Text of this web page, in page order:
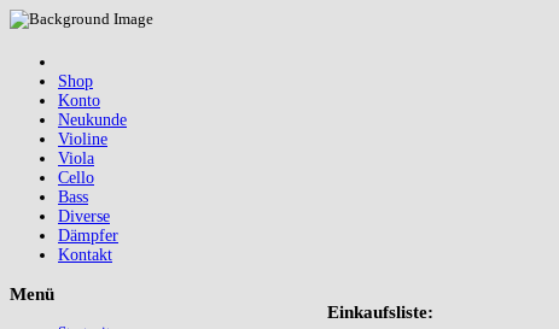
Shop
Konto
Neukunde
Violine
Viola
Cello
Bass
Diverse
Dämpfer
Kontakt
Einkaufsliste:
Menü